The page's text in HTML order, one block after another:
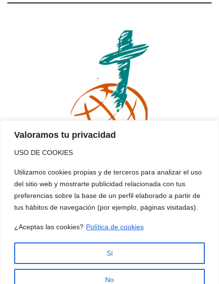
Valoramos tu privacidad
USO DE COOKIES
Utilizamos cookies propias y de terceros para analizar el uso
del sitio web y mostrarte publicidad relacionada con tus
preferencias sobre la base de un perfil elaborado a partir de
tus hábitos de navegación (por ejemplo, páginas visitadas).
¿Aceptas las cookies? Política de cookies
No
Sí
La Inmaculada
Misioneras
Esta familia... es tu cole
Funciona gracias a WordPress|Tema: Newsup de